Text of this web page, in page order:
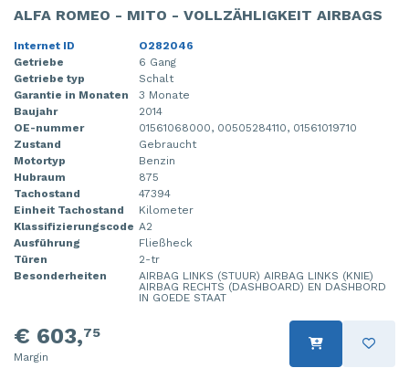
ALFA ROMEO - MITO - VOLLZÄHLIGKEIT AIRBAGS
Internet ID
O282046
Getriebe
6 Gang
Getriebe typ
Schalt
Garantie in Monaten
3 Monate
Baujahr
2014
OE-nummer
01561068000, 00505284110, 01561019710
Zustand
Gebraucht
Motortyp
Benzin
Hubraum
875
Tachostand
47394
Einheit Tachostand
Kilometer
Klassifizierungscode A2
Ausführung
Fließheck
Türen
2-tr
Besonderheiten
AIRBAG LINKS (STUUR) AIRBAG LINKS (KNIE)
AIRBAG RECHTS (DASHBOARD) EN DASHBORD
IN GOEDE STAAT
€ 603,75
Margin